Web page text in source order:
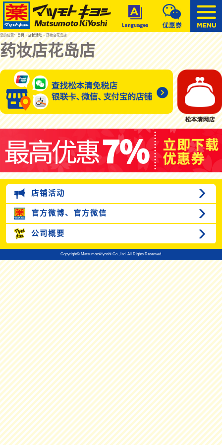
您的位置：首页»店铺活动» 药妆店花岛店
药妆店花岛店
店铺活动
官方微博、 官方微信
公司概要
Copyright© Matsumotokiyoshi Co., Ltd. All Rights Reserved.